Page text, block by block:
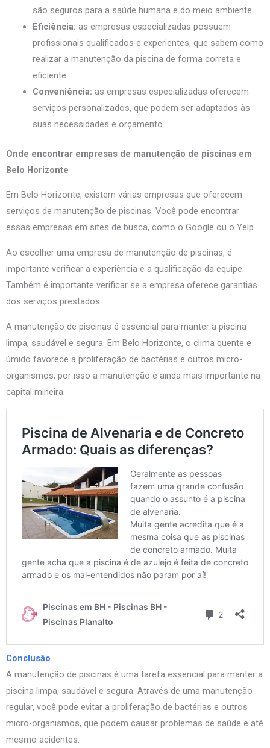
são seguros para a saúde humana e do meio ambiente.
Eficiência: as empresas especializadas possuem
profissionais qualificados e experientes, que sabem como
realizar a manutenção da piscina de forma correta e
eficiente.
Conveniência: as empresas especializadas oferecem
serviços personalizados, que podem ser adaptados às
suas necessidades e orçamento.
Onde encontrar empresas de manutenção de piscinas em
Belo Horizonte
Em Belo Horizonte, existem várias empresas que oferecem
serviços de manutenção de piscinas. Você pode encontrar
essas empresas em sites de busca, como o Google ou o Yelp.
Ao escolher uma empresa de manutenção de piscinas, é
importante verificar a experiência e a qualificação da equipe.
Também é importante verificar se a empresa oferece garantias
dos serviços prestados.
A manutenção de piscinas é essencial para manter a piscina
limpa, saudável e segura. Em Belo Horizonte, o clima quente e
úmido favorece a proliferação de bactérias e outros micro-
organismos, por isso a manutenção é ainda mais importante na
capital mineira.
Conclusão
A manutenção de piscinas é uma tarefa essencial para manter a
piscina limpa, saudável e segura. Através de uma manutenção
regular, você pode evitar a proliferação de bactérias e outros
micro-organismos, que podem causar problemas de saúde e até
mesmo acidentes.